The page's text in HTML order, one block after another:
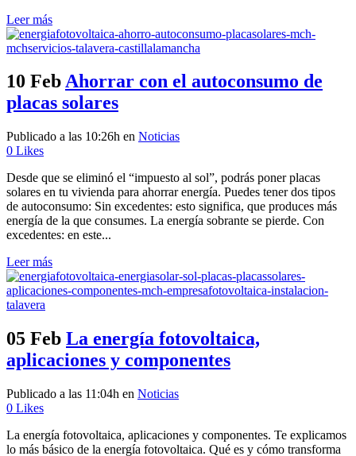
Leer más
10 FebAhorrar con el autoconsumo de
placas solares
Publicado a las 10:26h en Noticias
0 Likes
Desde que se eliminó el “impuesto al sol”, podrás poner placas
solares en tu vivienda para ahorrar energía. Puedes tener dos tipos
de autoconsumo: Sin excedentes: esto significa, que produces más
energía de la que consumes. La energía sobrante se pierde. Con
excedentes: en este...
Leer más
05 Feb La energía fotovoltaica,
aplicaciones y componentes
Publicado a las 11:04h en Noticias
0 Likes
La energía fotovoltaica, aplicaciones y componentes. Te explicamos
lo más básico de la energía fotovoltaica. Qué es y cómo transforma